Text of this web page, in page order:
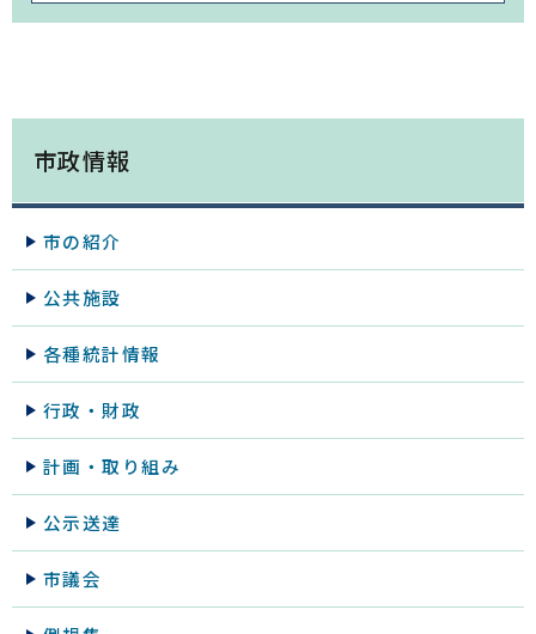
市政情報
市の紹介
公共施設
各種統計情報
行政・財政
計画・取り組み
公示送達
市議会